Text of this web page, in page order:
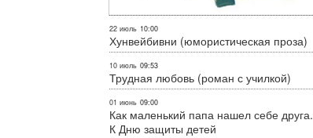
22 июль 10:00
Хунвейбивни (юмористическая проза)
10 июль 09:53
Трудная любовь (роман с училкой)
01 июнь 09:00
Как маленький папа нашел себе друга.
К Дню защиты детей